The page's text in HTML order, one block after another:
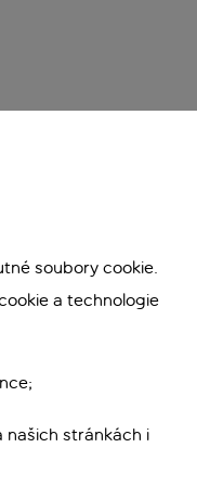
soubory cookie.
a technologie
našich stránkách i